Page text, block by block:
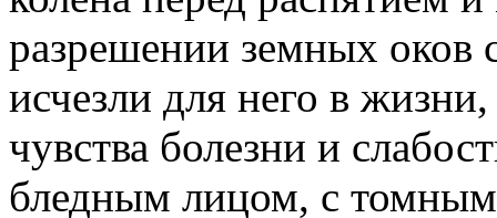
разрешении земных оков
исчезли для него в
чувства болезни и
бледным лицом, с